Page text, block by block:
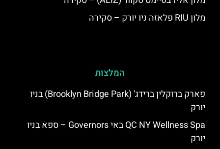
מלון RIU פלאזה ניו יורק – סקירה
המלצות
פארק ברוקלין ברידג' (Brooklyn Bridge Park) בניו
יורק
QC NY Wellness Spa באי Governors – ספא בניו
יורק